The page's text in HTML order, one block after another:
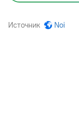
Источник Noi